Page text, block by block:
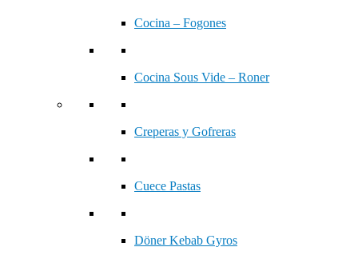
Cocina – Fogones
Cocina Sous Vide – Roner
Creperas y Gofreras
Cuece Pastas
Döner Kebab Gyros